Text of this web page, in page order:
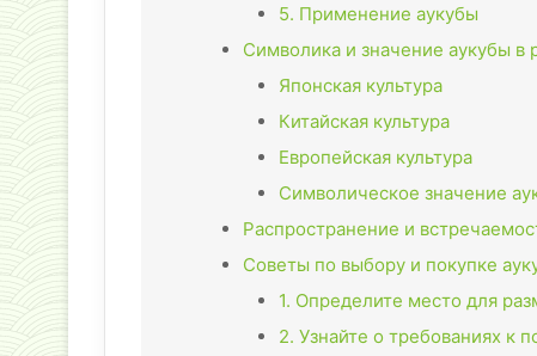
5. Применение аукубы
Символика и значение аукубы в
Японская культура
Китайская культура
Европейская культура
Символическое значение
Распространение и
Советы по выбору и покупке
1. Определите место для
2. Узнайте о требованиях к